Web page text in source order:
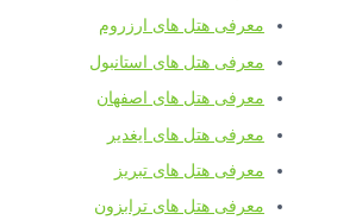
معرفی هتل های ارزروم
معرفی هتل های استانبول
معرفی هتل های اصفهان
معرفی هتل های ایغدیر
معرفی هتل های تبریز
معرفی هتل های ترابزون